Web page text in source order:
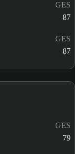
GES
87
GES
87
GES
79